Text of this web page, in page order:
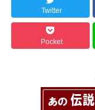
Twitter
Pocket